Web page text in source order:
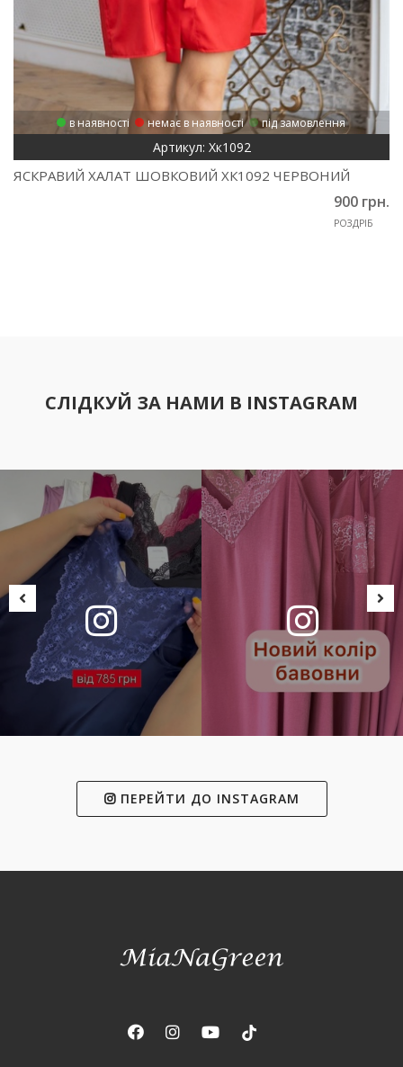
в наявності немає в наявності під замовлення
Артикул: Хк1092
ЯСКРАВИЙ ХАЛАТ ШОВКОВИЙ ХК1092 ЧЕРВОНИЙ
900 грн.
РОЗДРІБ
СЛІДКУЙ ЗА НАМИ В INSTAGRAM
ПЕРЕЙТИ ДО INSTAGRAM